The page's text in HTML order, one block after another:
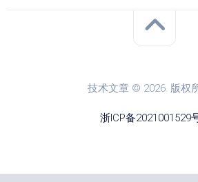
技术文章 © 2026. 版权
浙ICP备2021001529